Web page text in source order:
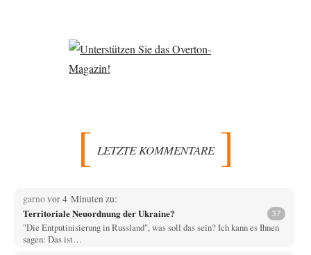
LETZTE KOMMENTARE
garnovor 4 Minuten zu:
Territoriale Neuordnung der Ukraine? 37
"Die Entputinisierung in Russland", was soll das sein? Ich kann es Ihnen
sagen: Das ist…